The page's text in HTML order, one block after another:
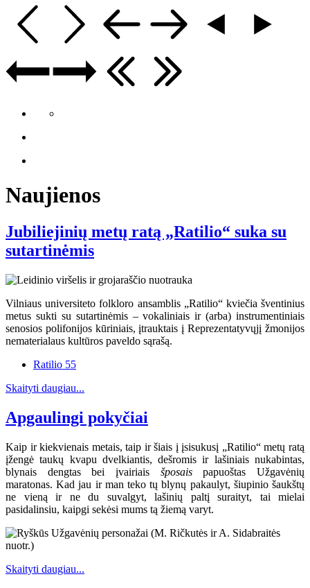
Naujienos
Jubiliejinių metų ratą „Ratilio“ suka su
sutartinėmis
Vilniaus universiteto folkloro ansamblis „Ratilio“ kviečia šventinius
metus sukti su sutartinėmis – vokaliniais ir (arba) instrumentiniais
senosios polifonijos kūriniais, įtrauktais į Reprezentatyvųjį žmonijos
nematerialaus kultūros paveldo sąrašą.
Ratilio 55
Skaityti daugiau...
Apgaulingi pokyčiai
Kaip ir kiekvienais metais, taip ir šiais į įsisukusį „Ratilio“ metų ratą
įžengė taukų kvapu dvelkiantis, dešromis ir lašiniais nukabintas,
blynais dengtas bei įvairiais šposaispapuoštas Užgavėnių
maratonas. Kad jau ir man teko tų blynų pakaulyt, šiupinio šaukštų
ne vieną ir ne du suvalgyt, lašinių paltį suraityt, tai mielai
pasidalinsiu, kaipgi sekėsi mums tą žiemą varyt.
Skaityti daugiau...